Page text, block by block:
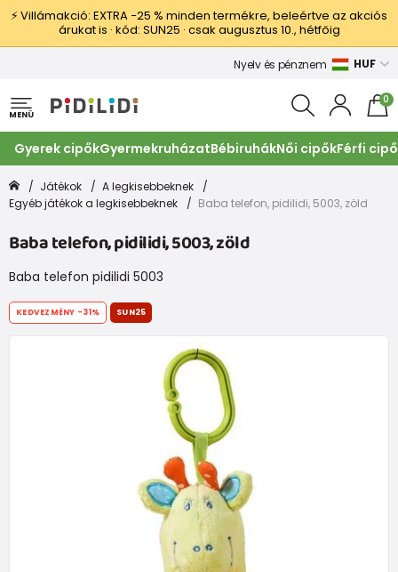
⚡ Villámakció: EXTRA −25 % minden termékre, beleértve az akciós
árukat is · kód: SUN25 · csak augusztus 10., hétfőig
Nyelv és pénznem HUF
MENÜ
0
Gyerek cipőkGyermekruházatBébiruhákNői cipőkFérfi
Játékok
A legkisebbeknek
Egyéb játékok a legkisebbeknek
Baba telefon, pidilidi, 5003, zöld
Baba telefon, pidilidi, 5003, zöld
Baba telefon pidilidi 5003
KEDVEZMÉNY -31% SUN25